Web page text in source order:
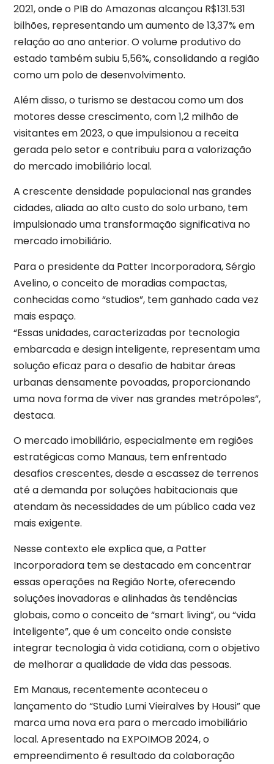
2021, onde o PIB do Amazonas alcançou R$131.531
bilhões, representando um aumento de 13,37% em
relação ao ano anterior. O volume produtivo do
estado também subiu 5,56%, consolidando a região
como um polo de desenvolvimento.
Além disso, o turismo se destacou como um dos
motores desse crescimento, com 1,2 milhão de
visitantes em 2023, o que impulsionou a receita
gerada pelo setor e contribuiu para a valorização
do mercado imobiliário local.
A crescente densidade populacional nas grandes
cidades, aliada ao alto custo do solo urbano, tem
impulsionado uma transformação significativa no
mercado imobiliário.
Para o presidente da Patter Incorporadora, Sérgio
Avelino, o conceito de moradias compactas,
conhecidas como “studios”, tem ganhado cada vez
mais espaço.
“Essas unidades, caracterizadas por tecnologia
embarcada e design inteligente, representam uma
solução eficaz para o desafio de habitar áreas
urbanas densamente povoadas, proporcionando
uma nova forma de viver nas grandes metrópoles”,
destaca.
O mercado imobiliário, especialmente em regiões
estratégicas como Manaus, tem enfrentado
desafios crescentes, desde a escassez de terrenos
até a demanda por soluções habitacionais que
atendam às necessidades de um público cada vez
mais exigente.
Nesse contexto ele explica que, a Patter
Incorporadora tem se destacado em concentrar
essas operações na Região Norte, oferecendo
soluções inovadoras e alinhadas às tendências
globais, como o conceito de “smart living”, ou “vida
inteligente”, que é um conceito onde consiste
integrar tecnologia à vida cotidiana, com o objetivo
de melhorar a qualidade de vida das pessoas.
Em Manaus, recentemente aconteceu o
lançamento do “Studio Lumi Vieiralves by Housi” que
marca uma nova era para o mercado imobiliário
local. Apresentado na EXPOIMOB 2024, o
empreendimento é resultado da colaboração